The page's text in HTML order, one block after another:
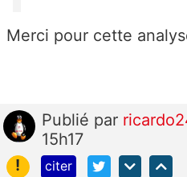
Merci pour cette
Publié par
15h17
!
citer